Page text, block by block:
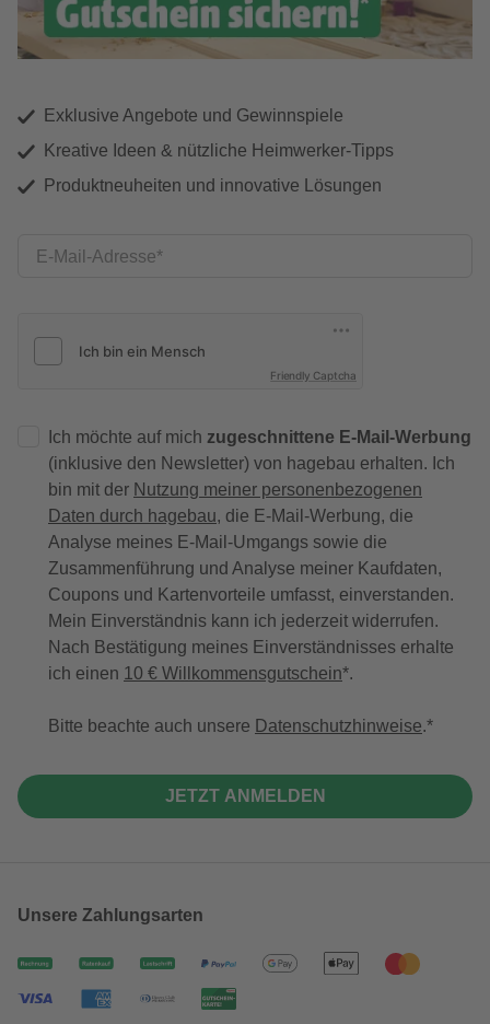
Exklusive Angebote und Gewinnspiele
Kreative Ideen & nützliche Heimwerker-Tipps
Produktneuheiten und innovative Lösungen
E-Mail-Adresse
Friendly Captcha
Ich möchte auf mich zugeschnittene E-Mail-Werbung
(inklusive den Newsletter) von hagebau erhalten. Ich
bin mit der Nutzung meiner personenbezogenen
Daten durch hagebau, die E-Mail-Werbung, die
Analyse meines E-Mail-Umgangs sowie die
Zusammenführung und Analyse meiner Kaufdaten,
Coupons und Kartenvorteile umfasst, einverstanden.
Mein Einverständnis kann ich jederzeit widerrufen.
Nach Bestätigung meines Einverständnisses erhalte
ich einen 10 € Willkommensgutschein*.
Bitte beachte auch unsere Datenschutzhinweise.
JETZT ANMELDEN
Unsere Zahlungsarten